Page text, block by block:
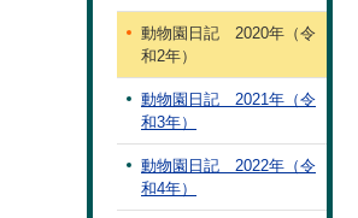
動物園日記 2020年（令
和2年）
動物園日記 2021年（令
和3年）
動物園日記 2022年（令
和4年）